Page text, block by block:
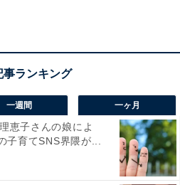
一週間 一ヶ月
恵子さんの娘によ
子育てSNS界隈が...